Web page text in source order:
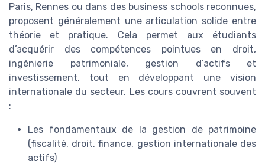
Paris, Rennes ou dans des business schools reconnues,
proposent généralement une articulation solide entre
théorie et pratique. Cela permet aux étudiants
d’acquérir des compétences pointues en droit,
ingénierie patrimoniale, gestion d’actifs et
investissement, tout en développant une vision
internationale du secteur. Les cours couvrent souvent
:
Les fondamentaux de la gestion de patrimoine
(fiscalité, droit, finance, gestion internationale des
actifs)